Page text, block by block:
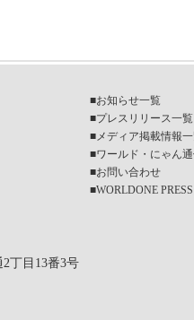
■お知らせ一覧
■プレスリリース一覧
■ メディア掲載情報
■ワールド・にゃん
■お問い合わせ
■WORLDONE PRESS
丁目13番3号